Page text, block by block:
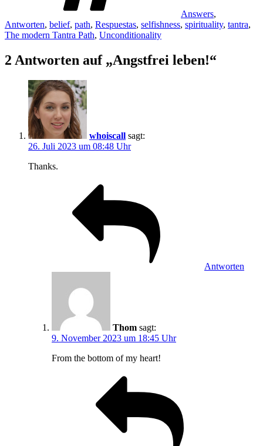
Answers,
Antworten, belief, path, Respuestas, selfishness, spirituality, tantra,
The modern Tantra Path, Unconditionality
2 Antworten auf „Angstfrei leben!“
whoiscall sagt:
26. Juli 2023 um 08:48 Uhr
Thanks.
Antworten
Thom sagt:
9. November 2023 um 18:45 Uhr
From the bottom of my heart!